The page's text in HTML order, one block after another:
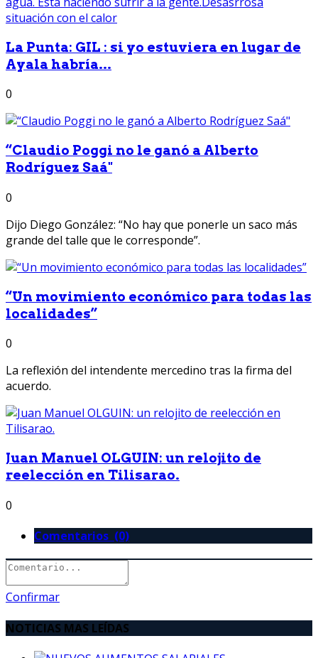
La Punta: GIL : si yo estuviera en lugar de
Ayala habría...
0
“Claudio Poggi no le ganó a Alberto
Rodríguez Saá"
0
Dijo Diego González: “No hay que ponerle un saco más
grande del talle que le corresponde”.
“Un movimiento económico para todas las
localidades”
0
La reflexión del intendente mercedino tras la firma del
acuerdo.
Juan Manuel OLGUIN: un relojito de
reelección en Tilisarao.
0
Comentarios (0)
Confirmar
NOTICIAS MAS LEÍDAS